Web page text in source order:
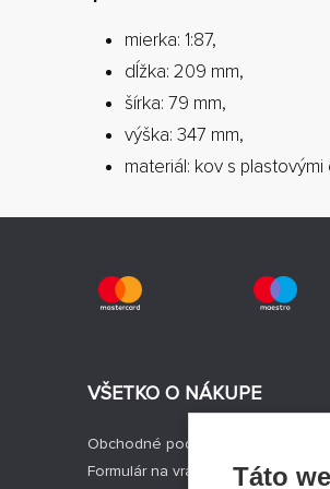
mierka: 1:87,
dĺžka: 209 mm,
šírka: 79 mm,
výška: 347 mm,
materiál: kov s plastovými
VŠETKO O NÁKUPE
Obchodné podmienky
Formulár na vrátenie tovaru
Táto